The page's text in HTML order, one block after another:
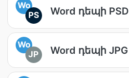
Wo
PS
Word դեպի PSD
Wo
JP
Word դեպի JPG